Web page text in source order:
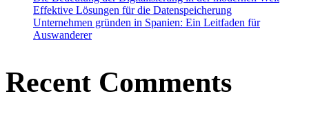
Effektive Lösungen für die Datenspeicherung
Unternehmen gründen in Spanien: Ein Leitfaden für
Auswanderer
Recent Comments